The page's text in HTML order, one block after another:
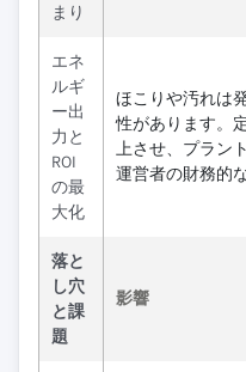
まり
エネ
ルギ
ー出
力と
ROI
の最
大化
ほこりや汚れは
性があります。
上させ、プラン
運営者の財務的
落と
し穴
と課
題
影響